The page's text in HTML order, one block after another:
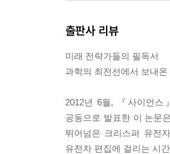
출판사 리뷰
미래 전략가들의 필독서
과학의 최전선에서 보내온
2012년 6월, 『사이언스
공동으로 발표한 이 논문
뛰어넘은 크리스퍼 유전
유전자 편집에 걸리는 시